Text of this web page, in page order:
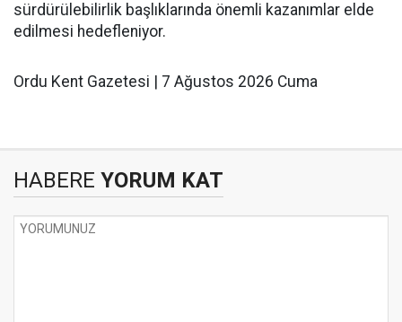
sürdürülebilirlik başlıklarında önemli kazanımlar elde
edilmesi hedefleniyor.
Ordu Kent Gazetesi | 7 Ağustos 2026 Cuma
HABERE YORUM KAT